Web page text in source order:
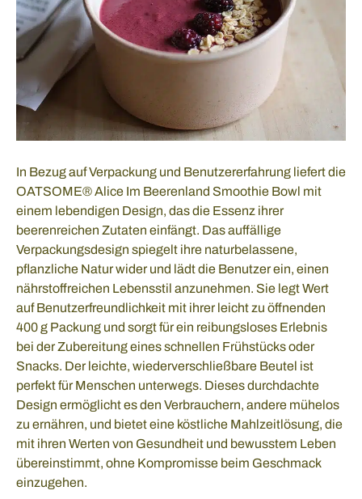
In Bezug auf Verpackung und Benutzererfahrung liefert die
OATSOME® Alice Im Beerenland Smoothie Bowl mit
einem lebendigen Design, das die Essenz ihrer
beerenreichen Zutaten einfängt. Das auffällige
Verpackungsdesign spiegelt ihre naturbelassene,
pflanzliche Natur wider und lädt die Benutzer ein, einen
nährstoffreichen Lebensstil anzunehmen. Sie legt Wert
auf Benutzerfreundlichkeit mit ihrer leicht zu öffnenden
400 g Packung und sorgt für ein reibungsloses Erlebnis
bei der Zubereitung eines schnellen Frühstücks oder
Snacks. Der leichte, wiederverschließbare Beutel ist
perfekt für Menschen unterwegs. Dieses durchdachte
Design ermöglicht es den Verbrauchern, andere mühelos
zu ernähren, und bietet eine köstliche Mahlzeitlösung, die
mit ihren Werten von Gesundheit und bewusstem Leben
übereinstimmt, ohne Kompromisse beim Geschmack
einzugehen.